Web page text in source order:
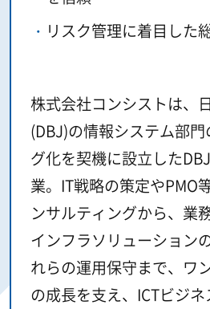
リスク管理に着目した
株式会社コンシストは、
(DBJ)の情報システム部
グ化を契機に設立した
業。IT戦略の策定やPMO
ンサルティングから、業
インフラソリューション
れらの運用保守まで、ワ
の成長を支え、ICTビジ